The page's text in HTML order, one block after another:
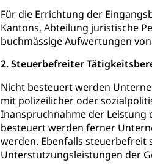
Für die Errichtung der
Kantons, Abteilung juristische
buchmässige Aufwertungen
2. Steuerbefreiter
Nicht besteuert werden
mit polizeilicher oder
Inanspruchnahme der Leistung
besteuert werden ferner
werden. Ebenfalls steuerbefreit
Unterstützungsleistungen der
Zivilstandswesen
Adoption
Adoptivkind, Adoptiveltern,
Adoption
Aufenthaltsbewilligungen
Amt für Migration
Ausweise und
Reisepass, Identitätskarte,
Jagdausweis,
Einbürgerung